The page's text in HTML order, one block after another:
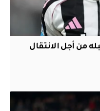
من أجل الانتقال